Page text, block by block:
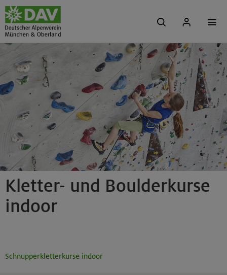
Kletter- und Boulderkurse
indoor
Schnupperkletterkurse indoor